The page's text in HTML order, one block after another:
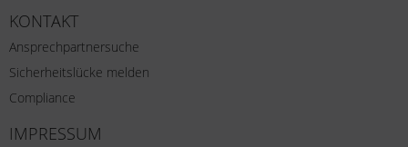
KONTAKT
Ansprechpartnersuche
Sicherheitslücke melden
Compliance
IMPRESSUM